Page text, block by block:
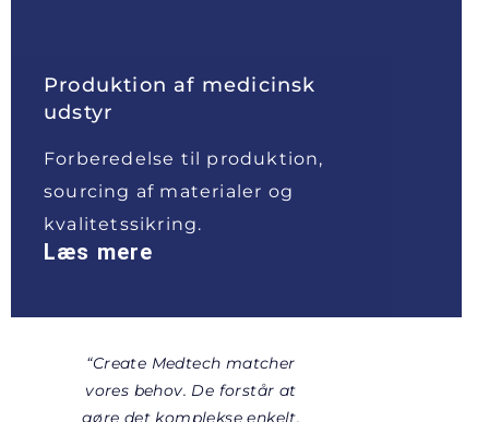
Produktion af medicinsk
udstyr
Forberedelse til produktion,
sourcing af materialer og
kvalitets­sikring.
Læs mere
“Create Medtech matcher
vores behov. De forstår at
gøre det komplekse enkelt,